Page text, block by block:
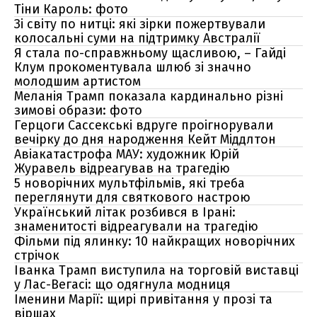
Тіни Кароль: фото
Зі світу по нитці: які зірки пожертвували
колосальні суми на підтримку Австралії
Я стала по-справжньому щасливою, – Гайді
Клум прокоментувала шлюб зі значно
молодшим артистом
Меланія Трамп показала кардинально різні
зимові образи: фото
Герцоги Сассекські вдруге проігнорували
вечірку до дня народження Кейт Міддлтон
Авіакатастрофа МАУ: художник Юрій
Журавель відреагував на трагедію
5 новорічних мультфільмів, які треба
переглянути для святкового настрою
Український літак розбився в Ірані:
знаменитості відреагували на трагедію
Фільми під ялинку: 10 найкращих новорічних
стрічок
Іванка Трамп виступила на торговій виставці
у Лас-Вегасі: що одягнула модниця
Іменини Марії: щирі привітання у прозі та
віршах